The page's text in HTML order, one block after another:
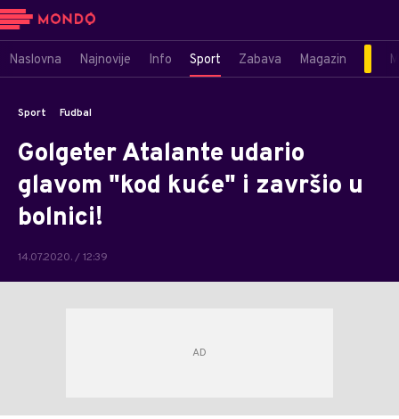
Naslovna Najnovije Info Sport Zabava Magazin
Sport Fudbal
Golgeter Atalante udario
glavom "kod kuće" i završio u
bolnici!
14.07.2020. / 12:39